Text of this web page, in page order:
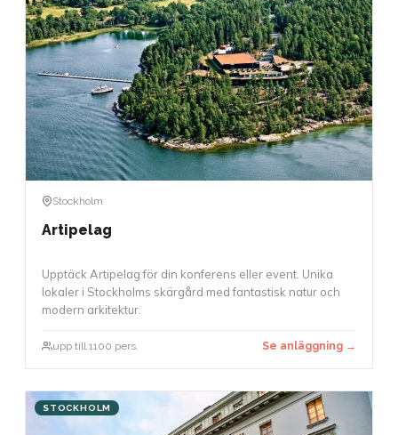
Stockholm
Artipelag
Upptäck Artipelag för din konferens eller event. Unika
lokaler i Stockholms skärgård med fantastisk natur och
modern arkitektur.
upp till 1100 pers. Se anläggning →
STOCKHOLM